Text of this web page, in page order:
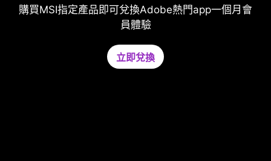
買MSI指定產品即可兌換Adobe熱門app一個月會
員體驗
立即兌換